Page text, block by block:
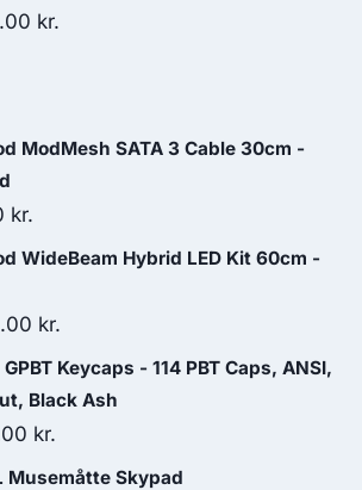
119.00 kr..
kr.
ModMesh SATA 3 Cable 30cm -
kr..
kr.
price
87.00 kr..
WideBeam Hybrid LED Kit 60cm -
kr..
kr.
price
is:
Keycaps - 114 PBT Caps, ANSI,
Black Ash
kr.
price
Musemåtte Skypad